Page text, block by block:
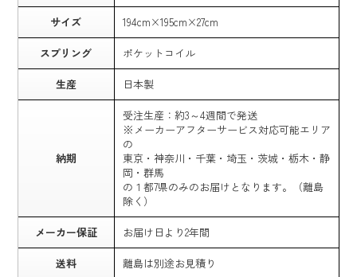
サイズ 194cm×195cm×27cm
スプリング ポケットコイル
生産 日本製
納期
受注生産：約3～4週間で発送
※メーカーアフターサービス対応可能エリア
の
東京・神奈川・千葉・埼玉・茨城・栃木・静
岡・群馬
の１都7県のみのお届けとなります。（離島
除く）
メーカー保証 お届け日より2年間
送料 離島は別途お見積り